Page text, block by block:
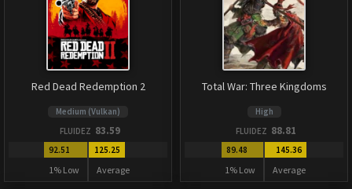
Red Dead Redemption 2
Medium (Vulkan)
FLUIDEZ 83.59
92.51
1% Low
125.25
Average
Total War: Three Kingdoms
High
FLUIDEZ 88.81
89.48
1% Low
145.36
Average